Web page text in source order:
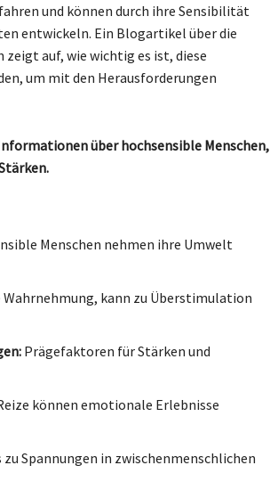
und können durch ihre Sensibilität
entwickeln. Ein Blogartikel über die
auf, wie wichtig es ist, diese
um mit den Herausforderungen
über hochsensible Menschen,
Menschen nehmen ihre Umwelt
kann zu Überstimulation
Prägefaktoren für Stärken und
können emotionale Erlebnisse
Spannungen in zwischenmenschlichen